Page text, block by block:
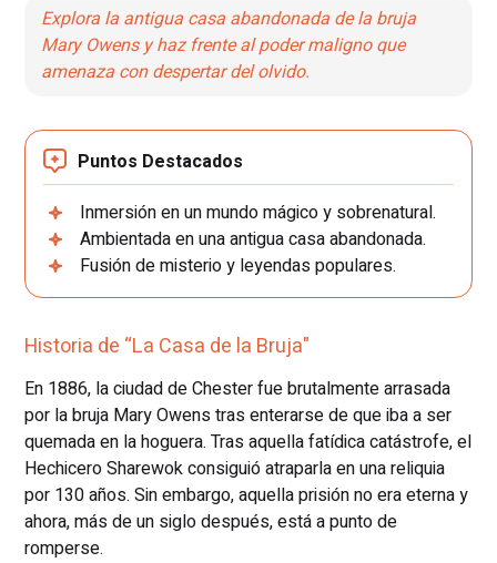
Explora la antigua casa abandonada de la bruja
Mary Owens y haz frente al poder maligno que
amenaza con despertar del olvido.
Puntos Destacados
Inmersión en un mundo mágico y sobrenatural.
Ambientada en una antigua casa abandonada.
Fusión de misterio y leyendas populares.
Historia de “La Casa de la Bruja"
En 1886, la ciudad de Chester fue brutalmente arrasada
por la bruja Mary Owens tras enterarse de que iba a ser
quemada en la hoguera. Tras aquella fatídica catástrofe, el
Hechicero Sharewok consiguió atraparla en una reliquia
por 130 años. Sin embargo, aquella prisión no era eterna y
ahora, más de un siglo después, está a punto de
romperse.